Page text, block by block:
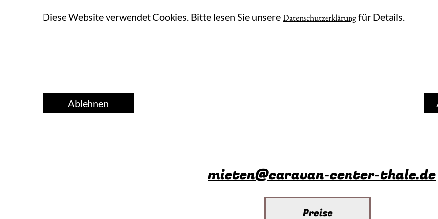
mieten@caravan-center-thale.de
Preise
Diese Website verwendet Cookies. Bitte lesen Sie unsereDatenschutzerklärungfür Details.
Ablehnen